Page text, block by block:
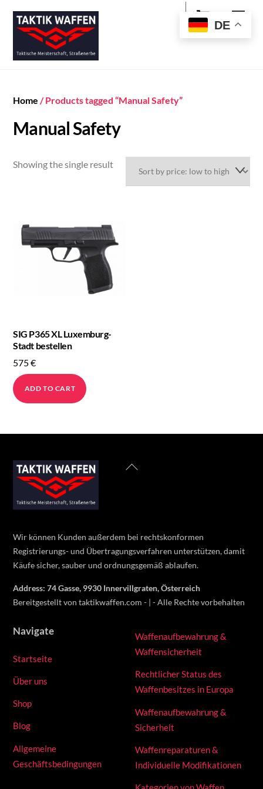
content
Cart
Home / Products tagged “Manual Safety”
Manual Safety
Showing the single result
SIG P365 XL Luxemburg-
Stadt bestellen
575€
ADD TO CART
Back
Wir können Kunden außerdem bei rechtskonformen
Registrierungs- und Übertragungsverfahren unterstützen, damit
Käufe sicher, sauber und ordnungsgemäß ablaufen.
Address: 74 Gasse, 9930 Innervillgraten, Österreich
Bereitgestellt von taktikwaffen.com - | - Alle Rechte vorbehalten
Navigate
Startseite
Über uns
Shop
Blog
Allgemeine
Geschäftsbedingungen
Waffenaufbewahrung &
Waffensicherheit
Rechtlicher Status des
Waffenbesitzes in Europa
Waffenaufbewahrung &
Sicherheit
Waffenreparaturen &
Individuelle Modifikationen
DE